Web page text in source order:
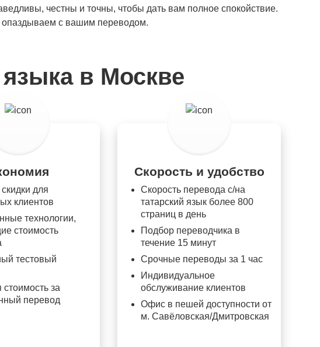
честны и точны, чтобы дать вам полное спокойствие.
опаздываем с вашим переводом.
в Москве
для
клиентов
технологии,
стоимость
тестовый
стоимость за
перевод
Скорость и удобство
Скорость перевода с/на
татарский язык более 800
страниц в день
Подбор переводчика в
течение 15 минут
Срочные переводы за 1 час
Индивидуальное
обслуживание клиентов
Офис в пешей доступности от
м. Савёловская/Дмитровская